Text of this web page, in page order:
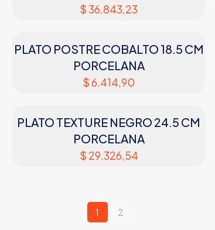
$36.843,23
PLATO POSTRE COBALTO 18.5 CM
PORCELANA
$6.414,90
PLATO TEXTURE NEGRO 24.5 CM
PORCELANA
$ 29.326,54
1 2